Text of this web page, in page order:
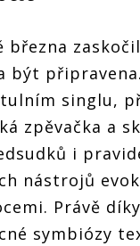
března
být připravena.
singlu,
zpěvačka a
i
nástrojů
Právě
symbiózy